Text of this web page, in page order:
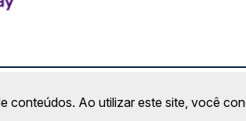
Barueri - SP | CEP: 06453-038 |
conteúdos. Ao utilizar este site, você